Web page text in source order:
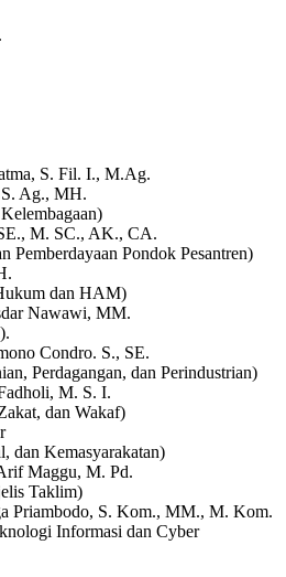
S. Fil. I., M.Ag.
Ag., MH.
M. SC., AK., CA.
Pemberdayaan Pondok Pesantren)
dan HAM)
Nawawi, MM.
Condro. S., SE.
Perdagangan, dan Perindustrian)
M. S. I.
dan Wakaf)
dan Kemasyarakatan)
Maggu, M. Pd.
Taklim)
Priambodo, S. Kom., MM., M. Kom.
Informasi dan Cyber